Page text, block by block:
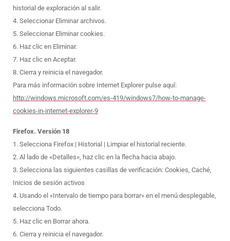
historial de exploración al salir.
4. Seleccionar Eliminar archivos.
5. Seleccionar Eliminar cookies.
6. Haz clic en Eliminar.
7. Haz clic en Aceptar.
8. Cierra y reinicia el navegador.
Para más información sobre Internet Explorer pulse aquí:
http://windows.microsoft.com/es-419/windows7/how-to-manage-
cookies-in-internet-explorer-9
Firefox. Versión 18
1. Selecciona Firefox | Historial | Limpiar el historial reciente.
2. Al lado de «Detalles», haz clic en la flecha hacia abajo.
3. Selecciona las siguientes casillas de verificación: Cookies, Caché,
Inicios de sesión activos
4. Usando el «Intervalo de tiempo para borrar» en el menú desplegable,
selecciona Todo.
5. Haz clic en Borrar ahora.
6. Cierra y reinicia el navegador.